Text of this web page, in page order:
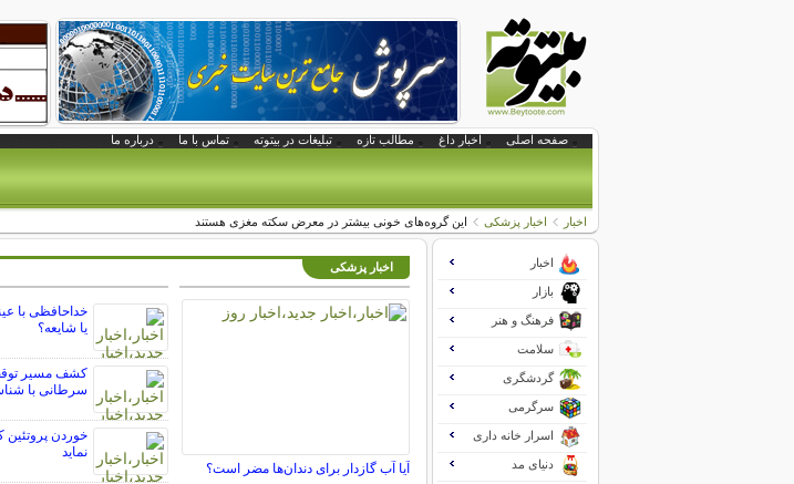
صفحه اصلی اخبار داغ مطالب تازه تبلیغات در بیتوته تماس با ما درباره ما
اخبار اخبار پزشکی این گروه‌های خونی بیشتر در معرض سکته مغزی هستند
اخبار پزشکی
آیا آب گازدار برای دندان‌ها مضر است؟
یا شایعه؟
کشف مسیر
سرطانی با
خوردن پروتئین
نماید
اخبار
بازار
فرهنگ و هنر
سلامت
گردشگری
سرگرمی
اسرار خانه داری
دنیای مد